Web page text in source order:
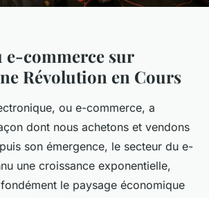
e-commerce sur
Révolution en Cours
ou e-commerce, a
dont nous achetons et vendons
son émergence, le secteur du e-
une croissance exponentielle,
le paysage économique